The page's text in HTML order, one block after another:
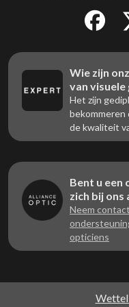
Wie zijn
van visuele
Het zijn
bekommeren
de kwaliteit
Bent u een
zich bij ons
Neem
opticiens